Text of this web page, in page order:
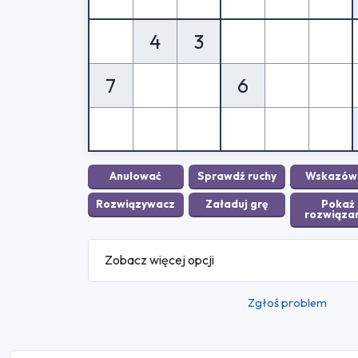
4
3
7
6
Zobacz więcej opcji
Zgłoś problem